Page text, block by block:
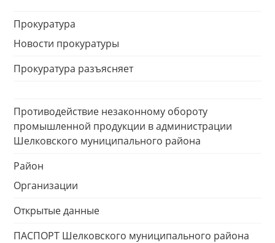
Прокуратура
Новости прокуратуры
Прокуратура разъясняет
Противодействие незаконному обороту
промышленной продукции в администрации
Шелковского муниципального района
Район
Организации
Открытые данные
ПАСПОРТ Шелковского муниципального района